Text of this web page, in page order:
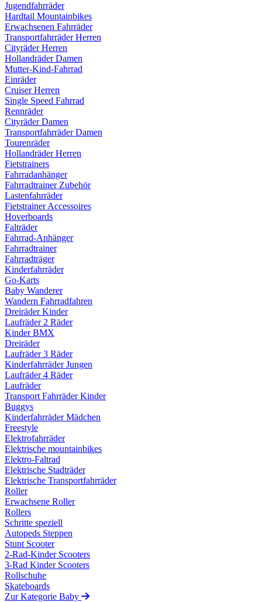
Jugendfahrräder
Hardtail Mountainbikes
Erwachsenen Fahrräder
Transportfahrräder Herren
Cityräder Herren
Hollandräder Damen
Mutter-Kind-Fahrrad
Einräder
Cruiser Herren
Single Speed Fahrrad
Rennräder
Cityräder Damen
Transportfahrräder Damen
Tourenräder
Hollandräder Herren
Fietstrainers
Fahrradanhänger
Fahrradtrainer Zubehör
Lastenfahrräder
Fietstrainer Accessoires
Hoverboards
Falträder
Fahrrad-Anhänger
Fahrradtrainer
Fahrradträger
Kinderfahrräder
Go-Karts
Baby Wanderer
Wandern Fahrradfahren
Dreiräder Kinder
Laufräder 2 Räder
Kinder BMX
Dreiräder
Laufräder 3 Räder
Kinderfahrräder Jungen
Laufräder 4 Räder
Laufräder
Transport Fahrräder Kinder
Buggys
Kinderfahrräder Mädchen
Freestyle
Elektrofahrräder
Elektrische mountainbikes
Elektro-Faltrad
Elektrische Stadträder
Elektrische Transportfahrräder
Roller
Erwachsene Roller
Rollers
Schritte speziell
Autopeds Steppen
Stunt Scooter
2-Rad-Kinder Scooters
3-Rad Kinder Scooters
Rollschuhe
Skateboards
Zur Kategorie Baby